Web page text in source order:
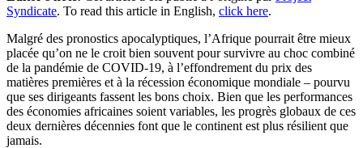
Syndicate. To read this article in English, click here.
Malgré des pronostics apocalyptiques, l’Afrique pourrait être mieux
placée qu’on ne le croit bien souvent pour survivre au choc combiné
de la pandémie de COVID-19, à l’effondrement du prix des
matières premières et à la récession économique mondiale – pourvu
que ses dirigeants fassent les bons choix. Bien que les performances
des économies africaines soient variables, les progrès globaux de ces
deux dernières décennies font que le continent est plus résilient que
jamais.